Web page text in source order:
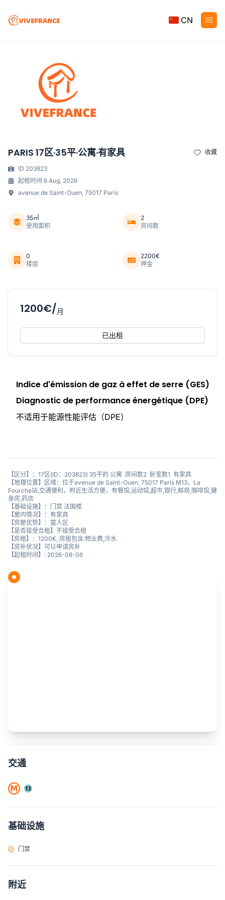
CN
PARIS 17区·35平·公寓·有家具 收藏
ID 203823
起租时间 6 Aug, 2026
avenue de Saint-Ouen, 75017 Paris
35㎡
使用面积
2
房间数
0
楼层
2200€
押金
1200€/月
已出租
Indice d'émission de gaz à effet de serre (GES)
Diagnostic de performance énergétique (DPE)
不适用于能源性能评估（DPE）
【区分】：17区(ID：203823) 35平的 公寓 房间数2 卧室数1 有家具
【地理位置】区域：位于avenue de Saint-Ouen, 75017 Paris M13，La
Fourche站,交通便利，附近生活方便，有餐馆,运动馆,超市,银行,邮局,咖啡馆,健
身房,药店
【基础设施】：门禁 法国楼
【屋内情况】：有家具
【房屋优势】：富人区
【是否接受合租】不接受合租
【房租】：1200€, 房租包含:物业费,冷水
【房补状况】可以申请房补
【起租时间】: 2026-08-06
交通
基础设施
门禁
附近